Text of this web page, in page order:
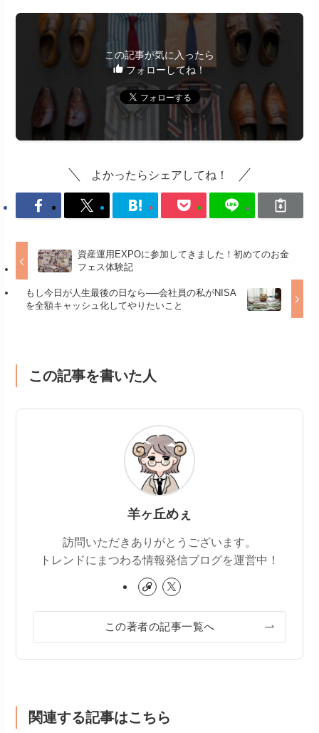
この記事が気に入ったら
フォローしてね！
よかったらシェアしてね！
資産運用EXPOに参加してきました！初めてのお金
フェス体験記
もし今日が人生最後の日なら──会社員の私がNISA
を全額キャッシュ化してやりたいこと
この記事を書いた人
羊ヶ丘めぇ
訪問いただきありがとうございます。
トレンドにまつわる情報発信ブログを運営中！
この著者の記事一覧へ
関連する記事はこちら